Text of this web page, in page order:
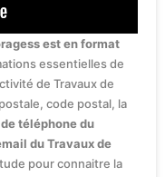
est en format
essentielles de
de Travaux de
code postal, la
téléphone du
du Travaux de
pour connaitre la